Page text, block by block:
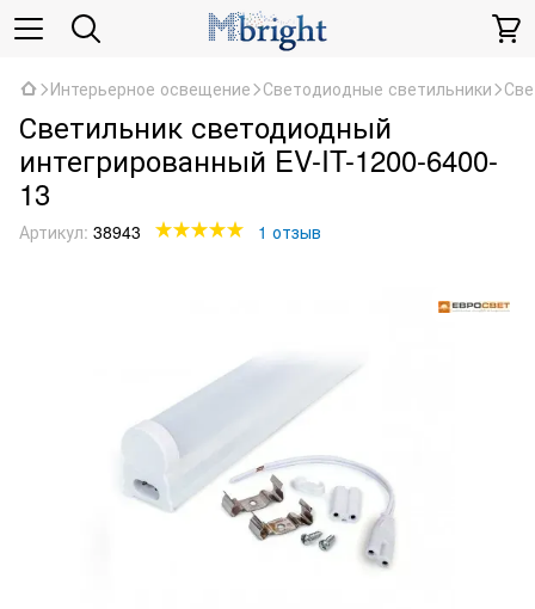
Интерьерное освещение Светодиодные светильники
Светильник светодиодный
интегрированный EV-IT-1200-6400-
13
Артикул: 38943 1 отзыв